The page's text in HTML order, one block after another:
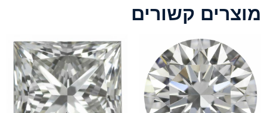
מוצרים קשורים